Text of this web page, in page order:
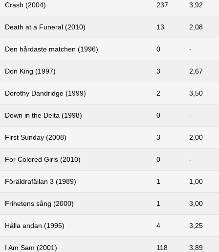
Crash (2004) 237 3,92
Death at a Funeral (2010) 13 2,08
Den hårdaste matchen (1996) 0 -
Don King (1997) 3 2,67
Dorothy Dandridge (1999) 2 3,50
Down in the Delta (1998) 0 -
First Sunday (2008) 3 2,00
For Colored Girls (2010) 0 -
Föräldrafällan 3 (1989) 1 1,00
Frihetens sång (2000) 1 3,00
Hålla andan (1995) 4 3,25
I Am Sam (2001) 118 3,89